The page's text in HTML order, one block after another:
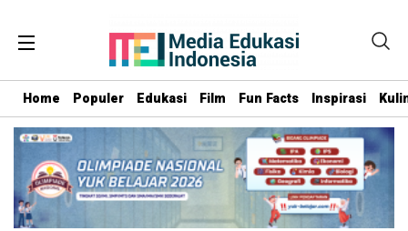
Home Populer Edukasi Film Fun Facts Inspirasi